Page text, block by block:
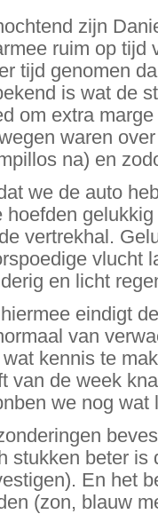
zijn
ruim op tijd
tijd genomen
is wat de
om extra
waren
na) en
we de auto
hoefden
vertrekhal.
vlucht
en licht
eindigt
van
wat kennis te
van de week
we nog wat
stukken beter is
En het
(zon, blauw